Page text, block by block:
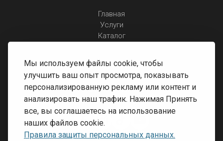
Мы используем файлы cookie, чтобы
улучшить ваш опыт просмотра, показывать
персонализированную рекламу или контент и
анализировать наш трафик. Нажимая Принять
все, вы соглашаетесь на использование
наших файлов cookie.
Правила защиты персональных данных.
Главная
Услуги
Каталог
Правила защиты персональных данных
Доставка и оплата
Условия возврата